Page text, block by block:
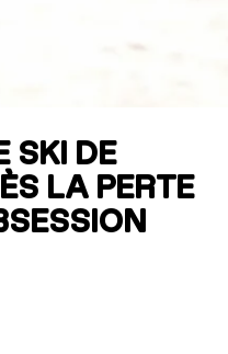
SKI DE
LA PERTE